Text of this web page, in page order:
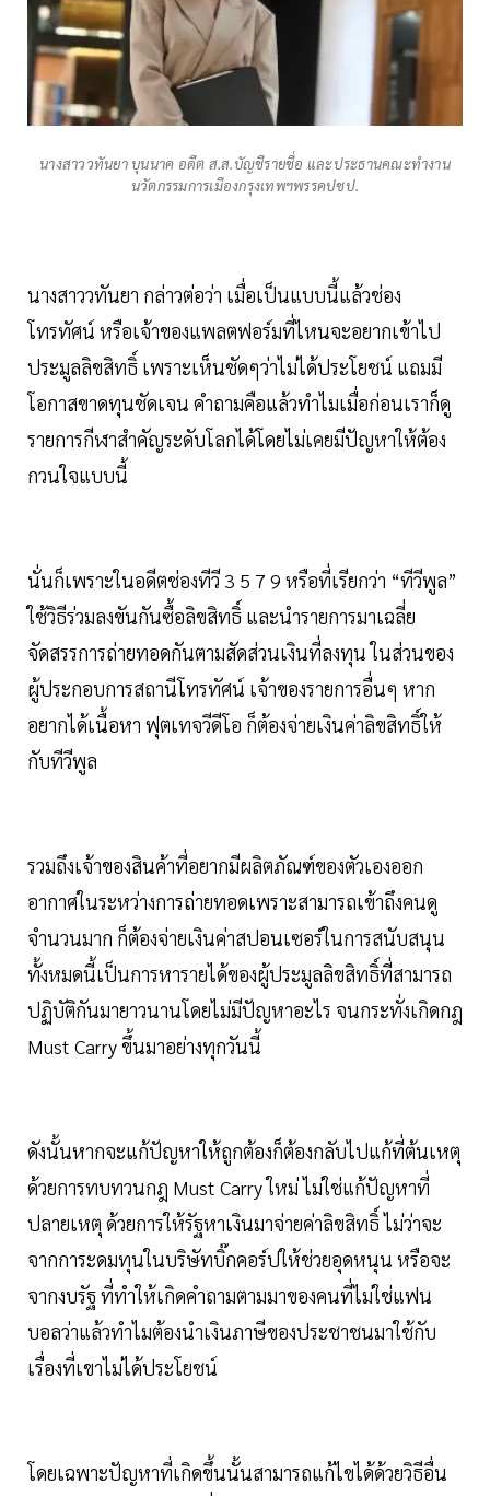
นางสาววทันยา บุนนาค อดีต ส.ส.บัญชีรายชื่อ และประธานคณะทำงาน
นวัตกรรมการเมืองกรุงเทพฯพรรคปชป.
นางสาววทันยา กล่าวต่อว่า เมื่อเป็นแบบนี้แล้วช่อง
โทรทัศน์ หรือเจ้าของแพลตฟอร์มที่ไหนจะอยากเข้าไป
ประมูลลิขสิทธิ์ เพราะเห็นชัดๆว่าไม่ได้ประโยชน์ แถมมี
โอกาสขาดทุนชัดเจน คำถามคือแล้วทำไมเมื่อก่อนเราก็ดู
รายการกีฬาสำคัญระดับโลกได้โดยไม่เคยมีปัญหาให้ต้อง
กวนใจแบบนี้
นั่นก็เพราะในอดีตช่องทีวี 3 5 7 9 หรือที่เรียกว่า “ทีวีพูล”
ใช้วิธีร่วมลงขันกันซื้อลิขสิทธิ์ และนำรายการมาเฉลี่ย
จัดสรรการถ่ายทอดกันตามสัดส่วนเงินที่ลงทุน ในส่วนของ
ผู้ประกอบการสถานีโทรทัศน์ เจ้าของรายการอื่นๆ หาก
อยากได้เนื้อหา ฟุตเทจวีดีโอ ก็ต้องจ่ายเงินค่าลิขสิทธิ์ให้
กับทีวีพูล
รวมถึงเจ้าของสินค้าที่อยากมีผลิตภัณฑ์ของตัวเองออก
อากาศในระหว่างการถ่ายทอดเพราะสามารถเข้าถึงคนดู
จำนวนมาก ก็ต้องจ่ายเงินค่าสปอนเซอร์ในการสนับสนุน
ทั้งหมดนี้เป็นการหารายได้ของผู้ประมูลลิขสิทธิ์ที่สามารถ
ปฏิบัติกันมายาวนานโดยไม่มีปัญหาอะไร จนกระทั่งเกิดกฎ
Must Carry ขึ้นมาอย่างทุกวันนี้
ดังนั้นหากจะแก้ปัญหาให้ถูกต้องก็ต้องกลับไปแก้ที่ต้นเหตุ
ด้วยการทบทวนกฎ Must Carry ใหม่ ไม่ใช่แก้ปัญหาที่
ปลายเหตุ ด้วยการให้รัฐหาเงินมาจ่ายค่าลิขสิทธิ์ ไม่ว่าจะ
จากการะดมทุนในบริษัทบิ๊กคอร์ปให้ช่วยอุดหนุน หรือจะ
จากงบรัฐ ที่ทำให้เกิดคำถามตามมาของคนที่ไม่ใช่แฟน
บอลว่าแล้วทำไมต้องนำเงินภาษีของประชาชนมาใช้กับ
เรื่องที่เขาไม่ได้ประโยชน์
โดยเฉพาะปัญหาที่เกิดขึ้นนั้นสามารถแก้ไขได้ด้วยวิธีอื่น